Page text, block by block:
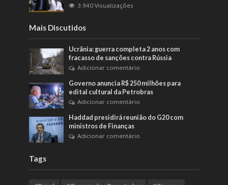
3.940 Visualizações
Mais Discutidos
Ucrânia: guerra completa 2 anos com
fracasso de sanções contra Rússia
Adicionar comentário
Governo anuncia R$ 250 milhões para
edital cultural da Petrobras
Adicionar comentário
Haddad presidirá reunião do G20 com
ministros de Finanças
Adicionar comentário
Tags